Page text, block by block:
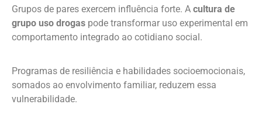
Grupos de pares exercem influência forte. A cultura de
grupo uso drogas pode transformar uso experimental em
comportamento integrado ao cotidiano social.
Programas de resiliência e habilidades socioemocionais,
somados ao envolvimento familiar, reduzem essa
vulnerabilidade.